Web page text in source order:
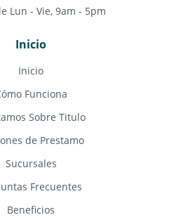
Lun - Vie, 9am - 5pm
Inicio
Inicio
Funciona
Sobre Titulo
de Prestamo
Sucursales
Frecuentes
Beneficios